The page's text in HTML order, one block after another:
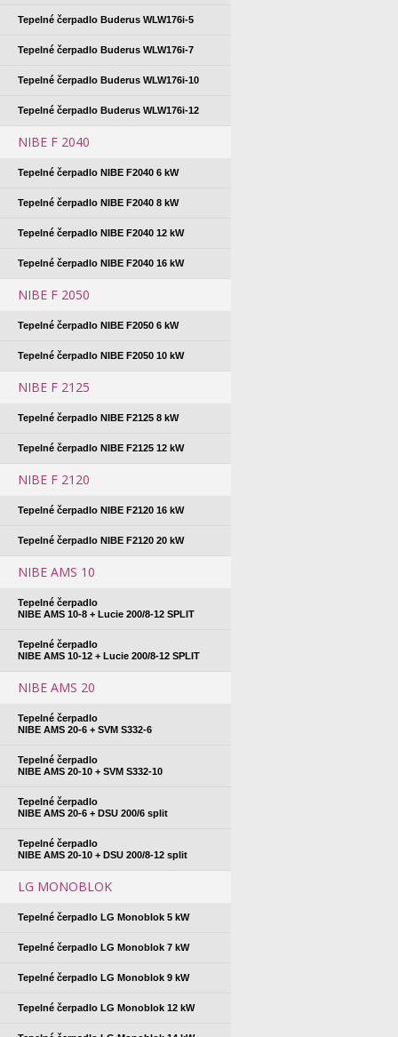
Tepelné čerpadlo Buderus WLW176i-5
Tepelné čerpadlo Buderus WLW176i-7
Tepelné čerpadlo Buderus WLW176i-10
Tepelné čerpadlo Buderus WLW176i-12
NIBE F 2040
Tepelné čerpadlo NIBE F2040 6 kW
Tepelné čerpadlo NIBE F2040 8 kW
Tepelné čerpadlo NIBE F2040 12 kW
Tepelné čerpadlo NIBE F2040 16 kW
NIBE F 2050
Tepelné čerpadlo NIBE F2050 6 kW
Tepelné čerpadlo NIBE F2050 10 kW
NIBE F 2125
Tepelné čerpadlo NIBE F2125 8 kW
Tepelné čerpadlo NIBE F2125 12 kW
NIBE F 2120
Tepelné čerpadlo NIBE F2120 16 kW
Tepelné čerpadlo NIBE F2120 20 kW
NIBE AMS 10
Tepelné čerpadlo
NIBE AMS 10-8 + Lucie 200/8-12 SPLIT
Tepelné čerpadlo
NIBE AMS 10-12 + Lucie 200/8-12 SPLIT
NIBE AMS 20
Tepelné čerpadlo
NIBE AMS 20-6 + SVM S332-6
Tepelné čerpadlo
NIBE AMS 20-10 + SVM S332-10
Tepelné čerpadlo
NIBE AMS 20-6 + DSU 200/6 split
Tepelné čerpadlo
NIBE AMS 20-10 + DSU 200/8-12 split
LG MONOBLOK
Tepelné čerpadlo LG Monoblok 5 kW
Tepelné čerpadlo LG Monoblok 7 kW
Tepelné čerpadlo LG Monoblok 9 kW
Tepelné čerpadlo LG Monoblok 12 kW